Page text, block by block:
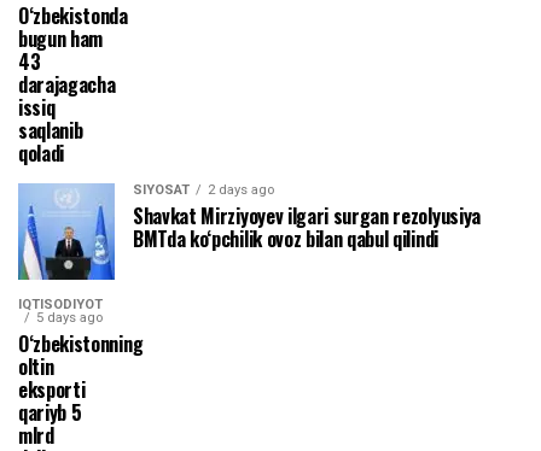
O‘zbekistonda
bugun ham
43
darajagacha
issiq
saqlanib
qoladi
SIYOSAT 2 days ago
Shavkat Mirziyoyev ilgari surgan rezolyusiya
BMTda ko‘pchilik ovoz bilan qabul qilindi
IQTISODIYOT
5 days ago
O‘zbekistonning
oltin
eksporti
qariyb 5
mlrd